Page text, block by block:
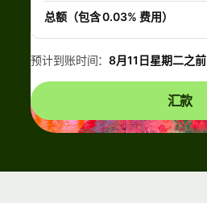
总额（包含 0.03% 费用）
预计到账时间：8月11日星期二之前
汇款